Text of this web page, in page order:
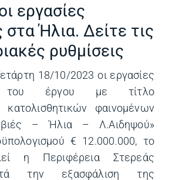
εργασίες
στα Ήλια. Δείτε τις
ρυθμίσεις
18/10/2023 οι εργασίες
του έργου με τίτλο
κατολισθητικών φαινομένων
– Ήλια – Λ.Αιδηψού»
€ 12.000.000, το
η Περιφέρεια Στερεάς
την εξασφάλιση της